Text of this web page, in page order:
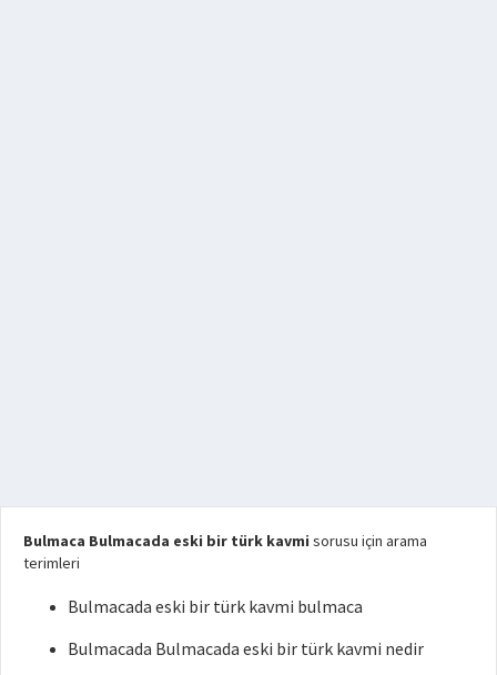
Bulmaca Bulmacada eski bir türk kavmi sorusu için arama
terimleri
Bulmacada eski bir türk kavmi bulmaca
Bulmacada Bulmacada eski bir türk kavmi nedir